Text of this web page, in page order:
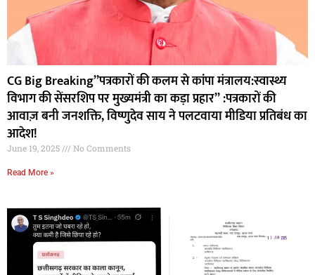
CG Big Breaking”पत्रकारों की कलम से कांपा मंत्रालय:स्वास्थ्य
विभाग की सेंसरशिप पर मुख्यमंत्री का कड़ा प्रहार” :पत्रकारों की
आवाज़ बनी जनशक्ति, विष्णुदेव साय ने पलटवाया मीडिया प्रतिबंध का
आदेश!
June 19, 2025 No Comments
Read More »